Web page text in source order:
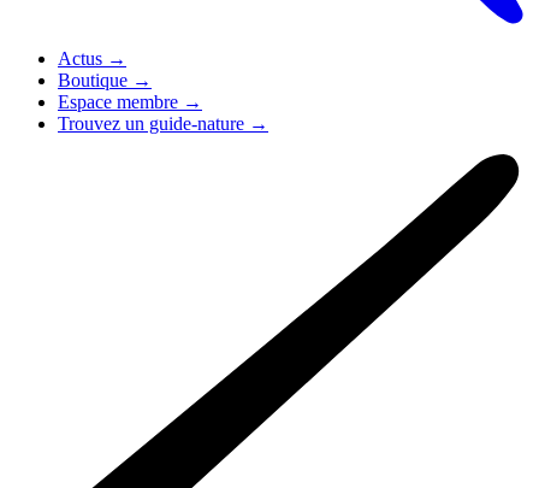
Actus →
Boutique →
Espace membre →
Trouvez un guide-nature →